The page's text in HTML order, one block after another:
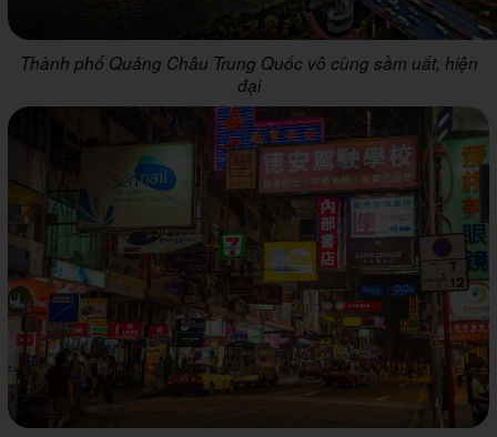
Thành phố Quảng Châu Trung Quốc vô cùng sầm uất, hiện
đại